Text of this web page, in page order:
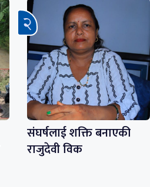
संघर्षलाई शक्ति बनाएकी
राजुदेवी विक